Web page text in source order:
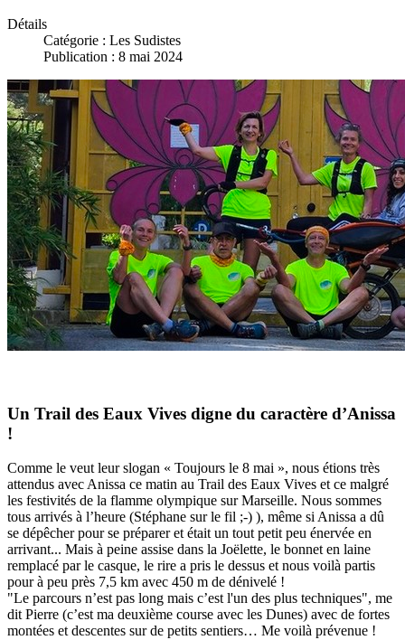
Détails
Catégorie : Les Sudistes
Publication : 8 mai 2024
Un Trail des Eaux Vives digne du caractère d’Anissa
!
Comme le veut leur slogan « Toujours le 8 mai », nous étions très
attendus avec Anissa ce matin au Trail des Eaux Vives et ce malgré
les festivités de la flamme olympique sur Marseille. Nous sommes
tous arrivés à l’heure (Stéphane sur le fil ;-) ), même si Anissa a dû
se dépêcher pour se préparer et était un tout petit peu énervée en
arrivant... Mais à peine assise dans la Joëlette, le bonnet en laine
remplacé par le casque, le rire a pris le dessus et nous voilà partis
pour à peu près 7,5 km avec 450 m de dénivelé !
"Le parcours n’est pas long mais c’est l'un des plus techniques", me
dit Pierre (c’est ma deuxième course avec les Dunes) avec de fortes
montées et descentes sur de petits sentiers… Me voilà prévenue !